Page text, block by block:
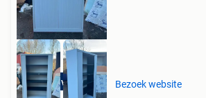
Incl levering Bezoek website